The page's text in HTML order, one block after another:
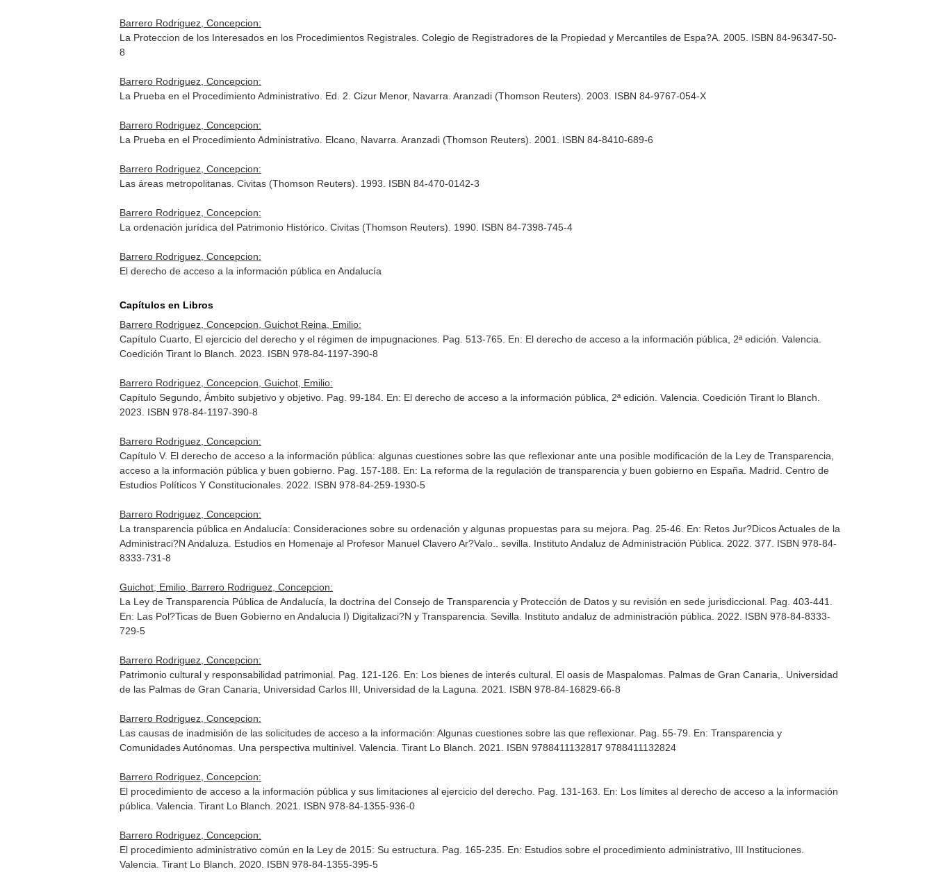
Barrero Rodriguez, Concepcion:
La Proteccion de los Interesados en los Procedimientos Registrales. Colegio de Registradores de la Propiedad y Mercantiles de Espa?A. 2005. ISBN 84-96347-50-
8
Barrero Rodriguez, Concepcion:
La Prueba en el Procedimiento Administrativo. Ed. 2. Cizur Menor, Navarra. Aranzadi (Thomson Reuters). 2003. ISBN 84-9767-054-X
Barrero Rodriguez, Concepcion:
La Prueba en el Procedimiento Administrativo. Elcano, Navarra. Aranzadi (Thomson Reuters). 2001. ISBN 84-8410-689-6
Barrero Rodriguez, Concepcion:
Las áreas metropolitanas. Civitas (Thomson Reuters). 1993. ISBN 84-470-0142-3
Barrero Rodriguez, Concepcion:
La ordenación jurídica del Patrimonio Histórico. Civitas (Thomson Reuters). 1990. ISBN 84-7398-745-4
Barrero Rodriguez, Concepcion:
El derecho de acceso a la información pública en Andalucía
Capítulos en Libros
Barrero Rodriguez, Concepcion, Guichot Reina, Emilio:
Capítulo Cuarto, El ejercicio del derecho y el régimen de impugnaciones. Pag. 513-765. En: El derecho de acceso a la información pública, 2ª edición . Valencia.
Coedición Tirant lo Blanch. 2023. ISBN 978-84-1197-390-8
Barrero Rodriguez, Concepcion, Guichot, Emilio:
Capítulo Segundo, Ámbito subjetivo y objetivo. Pag. 99-184. En: El derecho de acceso a la información pública, 2ª edición . Valencia. Coedición Tirant lo Blanch.
2023. ISBN 978-84-1197-390-8
Barrero Rodriguez, Concepcion:
Capítulo V. El derecho de acceso a la información pública: algunas cuestiones sobre las que reflexionar ante una posible modificación de la Ley de Transparencia,
acceso a la información pública y buen gobierno. Pag. 157-188. En: La reforma de la regulación de transparencia y buen gobierno en España . Madrid. Centro de
Estudios Políticos Y Constitucionales. 2022. ISBN 978-84-259-1930-5
Barrero Rodriguez, Concepcion:
La transparencia pública en Andalucía: Consideraciones sobre su ordenación y algunas propuestas para su mejora. Pag. 25-46. En: Retos Jur?Dicos Actuales de la
Administraci?N Andaluza. Estudios en Homenaje al Profesor Manuel Clavero Ar?Valo.
. sevilla. Instituto Andaluz de Administración Pública. 2022. 377. ISBN 978-84-
8333-731-8
Guichot, Emilio, Barrero Rodriguez, Concepcion:
La Ley de Transparencia Pública de Andalucía, la doctrina del Consejo de Transparencia y Protección de Datos y su revisión en sede jurisdiccional. Pag. 403-441.
En: Las Pol?Ticas de Buen Gobierno en Andalucia I) Digitalizaci?N y Transparencia . Sevilla. Instituto andaluz de administración pública. 2022. ISBN 978-84-8333-
729-5
Barrero Rodriguez, Concepcion:
Patrimonio cultural y responsabilidad patrimonial. Pag. 121-126. En: Los bienes de interés cultural. El oasis de Maspalomas . Palmas de Gran Canaria,. Universidad
de las Palmas de Gran Canaria, Universidad Carlos III, Universidad de la Laguna. 2021. ISBN 978-84-16829-66-8
Barrero Rodriguez, Concepcion:
Las causas de inadmisión de las solicitudes de acceso a la información: Algunas cuestiones sobre las que reflexionar. Pag. 55-79. En: Transparencia y
Comunidades Autónomas. Una perspectiva multinivel . Valencia. Tirant Lo Blanch. 2021. ISBN 9788411132817 9788411132824
Barrero Rodriguez, Concepcion:
El procedimiento de acceso a la información pública y sus limitaciones al ejercicio del derecho. Pag. 131-163. En: Los límites al derecho de acceso a la información
pública . Valencia. Tirant Lo Blanch. 2021. ISBN 978-84-1355-936-0
Barrero Rodriguez, Concepcion:
El procedimiento administrativo común en la Ley de 2015: Su estructura. Pag. 165-235. En: Estudios sobre el procedimiento administrativo, III Instituciones
Valencia. Tirant Lo Blanch. 2020. ISBN 978-84-1355-395-5